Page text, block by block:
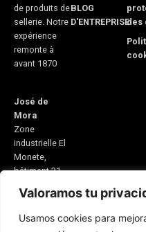
Valoramos tu
Usamos cookies para
de produits de
sellerie. Notre
expérience
remonte à
avant 1870
José de
Mora
Zone
industrielle El
Monete,
bâtiment 31
21600
Camino
BLOG
D'ENTREPRISEdes